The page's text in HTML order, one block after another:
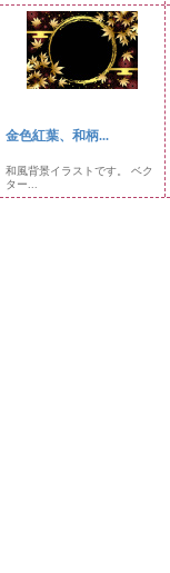
金色紅葉、和柄...
和風背景イラストです。 ベク
ター...